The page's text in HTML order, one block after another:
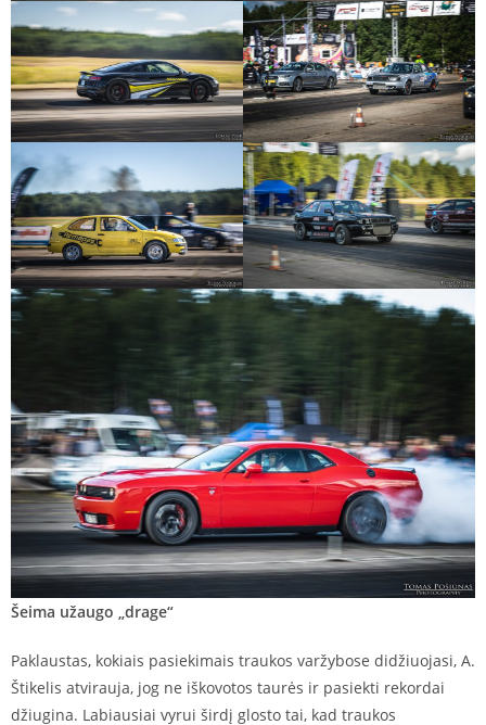
Šeima užaugo „drage“
Paklaustas, kokiais pasiekimais traukos varžybose didžiuojasi, A.
Štikelis atvirauja, jog ne iškovotos taurės ir pasiekti rekordai
džiugina. Labiausiai vyrui širdį glosto tai, kad traukos